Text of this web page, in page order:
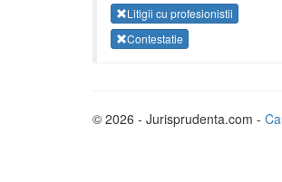
Litigii cu profesionistii
Contestatie
© 2026 - Jurisprudenta.com -